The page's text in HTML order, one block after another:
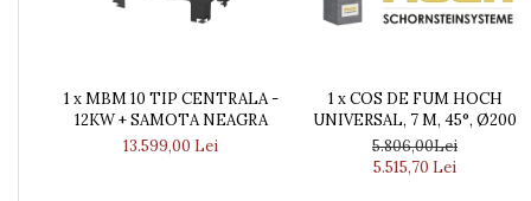
SEMINEE DECORATIVE
BIO ȘEMINEE
BIOSEMINEE MOBILE
1 x MBM 10 TIP CENTRALA -
12KW + SAMOTA NEAGRA
13.599,00 Lei
1 x COS DE FUM HOCH
UNIVERSAL, 7 M, 45°, Ø200
5.806,00Lei
5.515,70 Lei